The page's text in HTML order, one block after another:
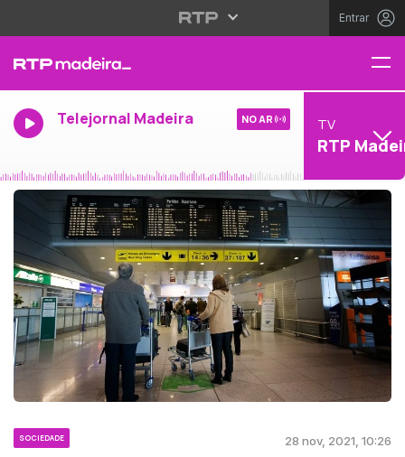
Entrar
Telejornal Madeira NO AR TV
RTP
SOCIEDADE 28 nov, 2021, 10:26